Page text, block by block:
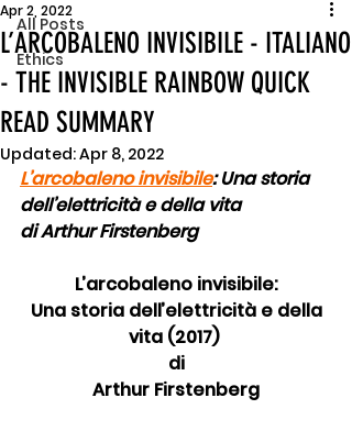
All Posts
Ethics
L’ARCOBALENO INVISIBILE - ITALIANO
- THE INVISIBLE RAINBOW QUICK
READ SUMMARY
Apr 2, 2022
Updated:Apr 8, 2022
L’arcobaleno invisibile: Una storia
dell’elettricità e della vita
di Arthur Firstenberg
L’arcobaleno invisibile:
vita (2017)
di
Arthur Firstenberg